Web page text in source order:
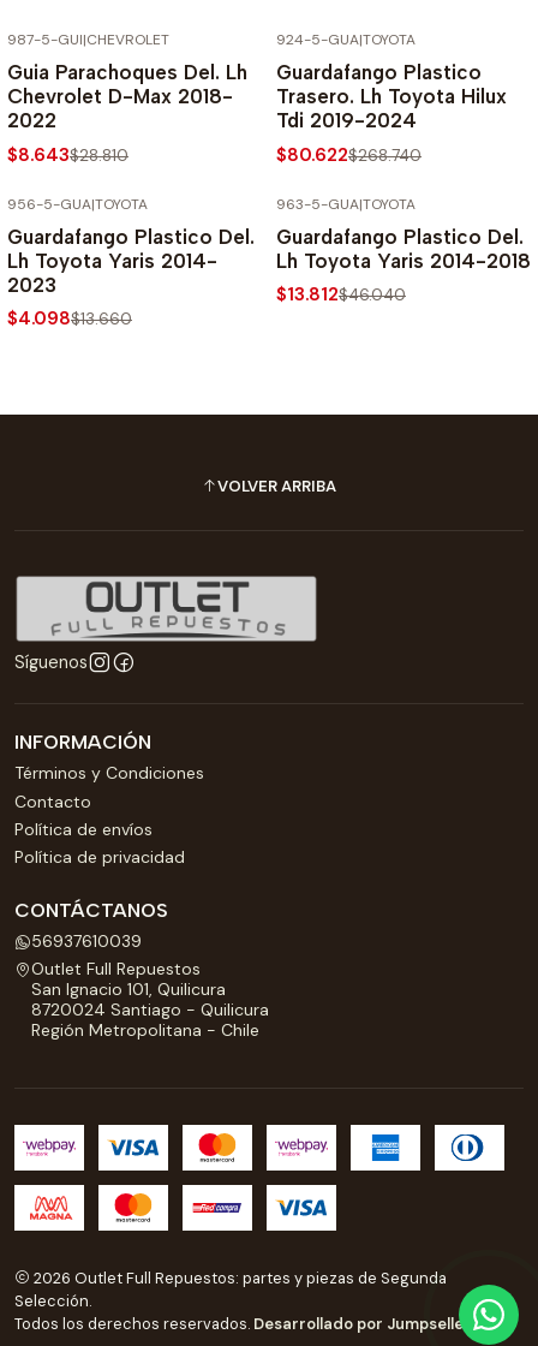
987-5-GUI|CHEVROLET
Guia Parachoques Del. Lh
Chevrolet D-Max 2018-
2022
$8.643$28.810
924-5-GUA|TOYOTA
Guardafango Plastico
Trasero. Lh Toyota Hilux
Tdi 2019-2024
$80.622$268.740
956-5-GUA|TOYOTA
Guardafango Plastico Del.
Lh Toyota Yaris 2014-
2023
$4.098$13.660
963-5-GUA|TOYOTA
Guardafango Plastico Del.
Lh Toyota Yaris 2014-2018
$13.812$46.040
VOLVER ARRIBA
Síguenos
INFORMACIÓN
Términos y Condiciones
Contacto
Política de envíos
Política de privacidad
CONTÁCTANOS
56937610039
Outlet Full Repuestos
San Ignacio 101, Quilicura
8720024 Santiago - Quilicura
Región Metropolitana - Chile
2026 Outlet Full Repuestos: partes y piezas de Segunda
Selección.
Todos los derechos reservados. Desarrollado por Jumpseller